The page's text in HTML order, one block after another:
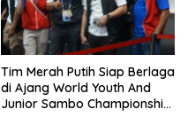
Tim Merah Putih Siap Berlaga
di Ajang World Youth And
Junior Sambo Championship